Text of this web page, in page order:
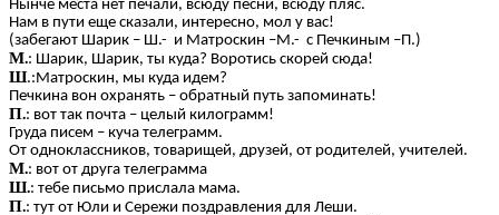
Нынче места нет печали, всюду песни, всюду пляс.
Нам в пути еще сказали, интересно, мол у вас!
(забегают Шарик – Ш.- и Матроскин –М.- с Печкиным –П.)
М.: Шарик, Шарик, ты куда? Воротись скорей сюда!
Ш.:Матроскин, мы куда идем?
Печкина вон охранять – обратный путь запоминать!
П.: вот так почта – целый килограмм!
Груда писем – куча телеграмм.
От одноклассников, товарищей, друзей, от родителей, учителей.
М.: вот от друга телеграмма
Ш.: тебе письмо прислала мама.
П.: тут от Юли и Сережи поздравления для Леши.